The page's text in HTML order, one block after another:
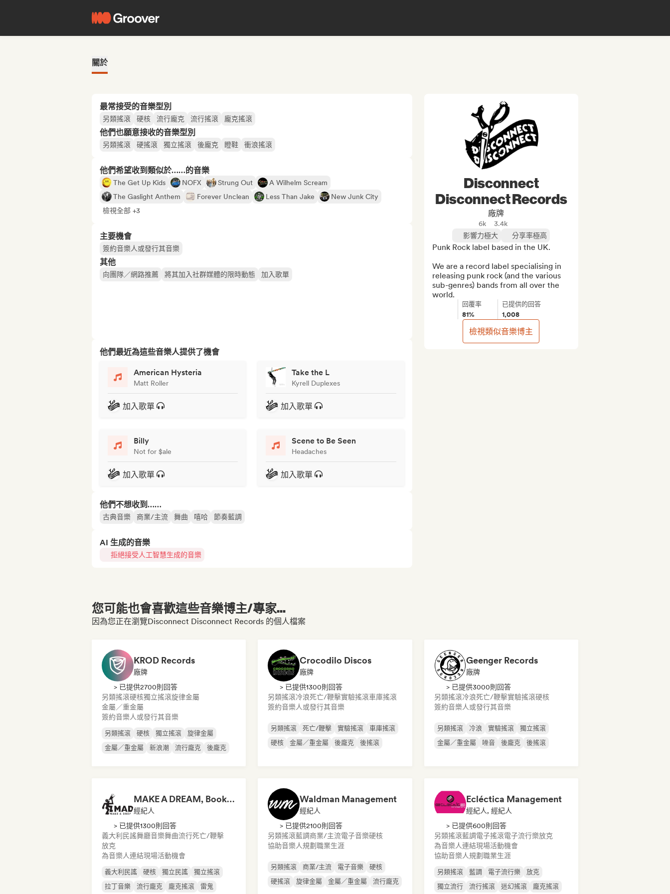
關於
最常接受的音樂型別
另類搖滾 硬核 流行龐克 流行搖滾 龐克搖滾
他們也願意接收的音樂型別
另類搖滾 硬搖滾 獨立搖滾 後龐克 瞪鞋 衝浪搖滾
他們希望收到類似於……的音樂
The Get Up Kids NOFX Strung Out
A Wilhelm Scream
The Gaslight Anthem
Forever Unclean Less Than Jake
New Junk City
檢視全部 +3
主要機會
簽約音樂人或發行其音樂
其他
向團隊／網路推薦 將其加入社群媒體的限時動態 加入歌單
他們最近為這些音樂人提供了機會
American Hysteria
Matt Roller
加入歌單
Take the L
Kyrell Duplexes
加入歌單
Billy
Not for $ale
加入歌單
Scene to Be Seen
Headaches
加入歌單
他們不想收到……
古典音樂 商業/主流 舞曲 嘻哈 節奏藍調
AI 生成的音樂
拒絕接受人工智慧生成的音樂
Disconnect
Disconnect Records
廠牌
6k
3.4k
影響力極大
分享率極高
Punk Rock label based in the UK.
We are a record label specialising in
releasing punk rock (and the various
sub-genres) bands from all over the
world.
回覆率
81%
已提供的回答
1,008
檢視類似音樂博主
您可能也會喜歡這些音樂博主/專家...
因為您正在瀏覽Disconnect Disconnect Records 的個人檔案
KROD Records
廠牌
> 已提供2700則回答
另類搖滾硬核獨立搖滾旋律金屬
金屬／重金屬
簽約音樂人或發行其音樂
另類搖滾 硬核 獨立搖滾
旋律金屬
金屬／重金屬
新浪潮 流行龐克 後龐克
Crocodilo Discos
廠牌
> 已提供1300則回答
另類搖滾冷浪死亡/鞭擊實驗搖滾車庫搖滾
簽約音樂人或發行其音樂
另類搖滾 死亡/鞭擊 實驗搖滾
車庫搖滾
硬核
金屬／重金屬 後龐克 後搖滾
Geenger Records
廠牌
> 已提供3000則回答
另類搖滾冷浪死亡/鞭擊實驗搖滾硬核
簽約音樂人或發行其音樂
另類搖滾 冷浪 實驗搖滾
獨立搖滾
金屬／重金屬
噪音 後龐克 後搖滾
MAKE A DREAM, Booking&Management
經紀人
> 已提供1300則回答
義大利民謠舞廳音樂舞曲流行死亡/鞭擊
放克
為音樂人連結現場活動機會
義大利民謠 硬核 獨立民謠
獨立搖滾
拉丁音樂
流行龐克 龐克搖滾 雷鬼
Waldman Management
經紀人
> 已提供2100則回答
另類搖滾藍調商業/主流電子音樂硬核
協助音樂人規劃職業生涯
另類搖滾 商業/主流 電子音樂
硬核
硬搖滾
旋律金屬 金屬／重金屬 流行龐克
Ecléctica Management
經紀人, 經紀人
> 已提供600則回答
另類搖滾藍調電子搖滾電子流行樂放克
為音樂人連結現場活動機會
協助音樂人規劃職業生涯
另類搖滾 藍調 電子流行樂
放克
獨立流行
流行搖滾 迷幻搖滾 龐克搖滾